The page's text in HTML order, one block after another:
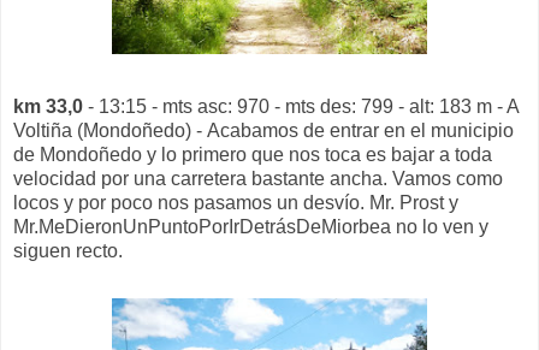
km 33,0 - 13:15 - mts asc: 970 - mts des: 799 - alt: 183 m - A
Voltiña (Mondoñedo) - Acabamos de entrar en el municipio
de Mondoñedo y lo primero que nos toca es bajar a toda
velocidad por una carretera bastante ancha. Vamos como
locos y por poco nos pasamos un desvío. Mr. Prost y
Mr.MeDieronUnPuntoPorIrDetrásDeMiorbea no lo ven y
siguen recto.